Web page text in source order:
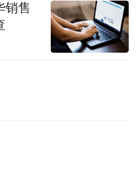
括在内的视频、图片或音
“大风号”用户上传并发
(including the videos,
销售